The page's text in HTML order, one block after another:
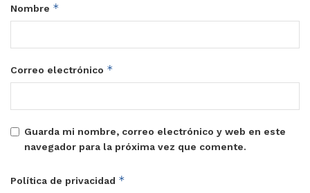
Nombre *
Correo electrónico *
Guarda mi nombre, correo electrónico y web en este
navegador para la próxima vez que comente.
Política de privacidad *